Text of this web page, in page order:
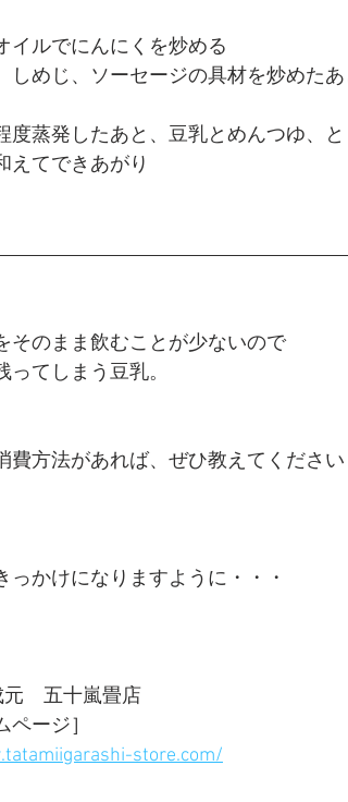
イルでにんにくを炒める
しめじ、ソーセージの具材を炒めたあ
度蒸発したあと、豆乳とめんつゆ、
えてできあがり
そのまま飲むことが少ないので
ってしまう豆乳。
費方法があれば、ぜひ教えてください
っかけになりますように・・・
　五十嵐畳店
ページ］
store.com/